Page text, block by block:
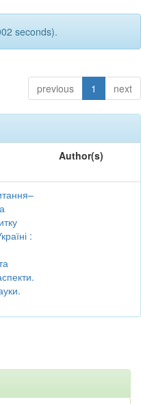
seconds).
previous 1 next
Author(s)
: